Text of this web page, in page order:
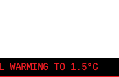
WARMING TO 1.5°C